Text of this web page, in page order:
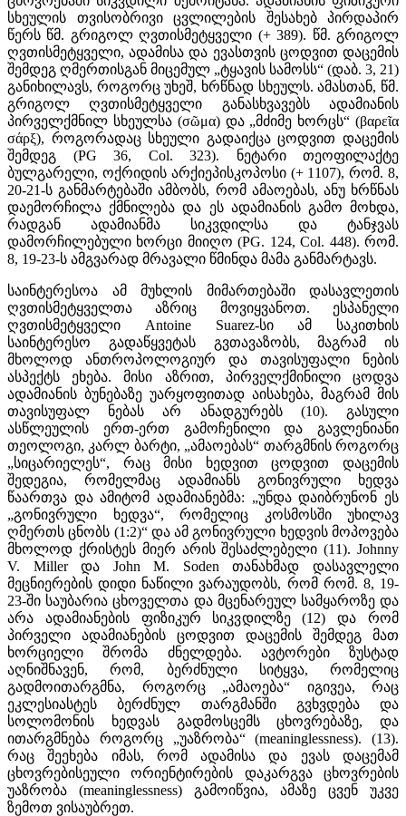
სხეულის თვისობრივი ცვლილების შესახებ პირდაპირ
წერს წმ. გრიგოლ ღვთისმეტყველი (+ 389). წმ. გრიგოლ
ღვთისმეტყველი, ადამისა და ევასთვის ცოდვით დაცემის
შემდეგ ღმერთისგან მიცემულ „ტყავის სამოსს“ (დაბ. 3, 21)
განიხილავს, როგორც უხეშ, ხრწნად სხეულს. ამასთან, წმ.
გრიგოლ ღვთისმეტყველი განასხვავებს ადამიანის
პირველქმნილ სხეულსა (σῶμα) და „მძიმე ხორცს“ (βαρεῖα
σάρξ), როგორადაც სხეული გადაიქცა ცოდვით დაცემის
შემდეგ (РG 36, Col. 323). ნეტარი თეოფილაქტე
ბულგარელი, ოქრიდის არქიეპისკოპოსი (+ 1107), რომ. 8,
20-21-ს განმარტებაში ამბობს, რომ ამაოებას, ანუ ხრწნას
დაემორჩილა ქმნილება და ეს ადამიანის გამო მოხდა,
რადგან ადამიანმა სიკვდილსა და ტანჯვას
დამორჩილებული ხორცი მიიღო (PG. 124, Col. 448). რომ.
8, 19-23-ს ამგვარად მრავალი წმინდა მამა განმარტავს.
საინტერესოა ამ მუხლის მიმართებაში დასავლეთის
ღვთისმეტყველთა აზრიც მოვიყვანოთ. ესპანელი
ღვთისმეტყველი Antoine Suarez-სი ამ საკითხის
საინტერესო გადაწყვეტას გვთავაზობს, მაგრამ ის
მხოლოდ ანთროპოლოგიურ და თავისუფალი ნების
ასპექტს ეხება. მისი აზრით, პირველქმინილი ცოდვა
ადამიანის ბუნებაზე უარყოფითად აისახება, მაგრამ მის
თავისუფალ ნებას არ ანადგურებს (10). გასული
ასწლეულის ერთ-ერთ გამოჩენილი და გავლენიანი
თეოლოგი, კარლ ბარტი, „ამაოებას“ თარგმნის როგორც
„სიცარიელეს“, რაც მისი ხედვით ცოდვით დაცემის
შედეგია, რომელმაც ადამიანს გონივრული ხედვა
წაართვა და ამიტომ ადამიანებმა: „უნდა დაიბრუნონ ეს
„გონივრული ხედვა“, რომელიც კოსმოსში უხილავ
ღმერთს ცნობს (1:2)“ და ამ გონივრული ხედვის მოპოვება
მხოლოდ ქრისტეს მიერ არის შესაძლებელი (11). Johnny
V. Miller და John M. Soden თანახმად დასავლელი
მეცნიერების დიდი ნაწილი ვარაუდობს, რომ რომ. 8, 19-
23-ში საუბარია ცხოველთა და მცენარეულ სამყაროზე და
არა ადამიანების ფიზიკურ სიკვდილზე (12) და რომ
პირველი ადამიანების ცოდვით დაცემის შემდეგ მათ
ხორციელი შრომა ძნელდება. ავტორები ზუსტად
აღნიშნავენ, რომ, ბერძნული სიტყვა, რომელიც
გადმოითარგმნა, როგორც „ამაოება“ იგივეა, რაც
ეკლესიასტეს ბერძნულ თარგმანში გვხვდება და
სოლომონის ხედვას გადმოსცემს ცხოვრებაზე, და
ითარგმნება როგორც „უაზრობა“ (meaninglessness). (13).
რაც შეეხება იმას, რომ ადამისა და ევას დაცემამ
ცხოვრებისეული ორიენტირების დაკარგვა ცხოვრების
უაზრობა (meaninglessness) გამოიწვია, ამაზე ცვენ უკვე
ზემოთ ვისაუბრეთ.